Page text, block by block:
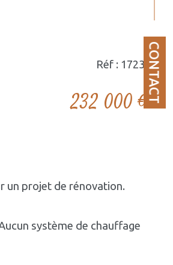
CONTACT
Réf : 1723
232 000 €
un projet de rénovation.
système de chauffage